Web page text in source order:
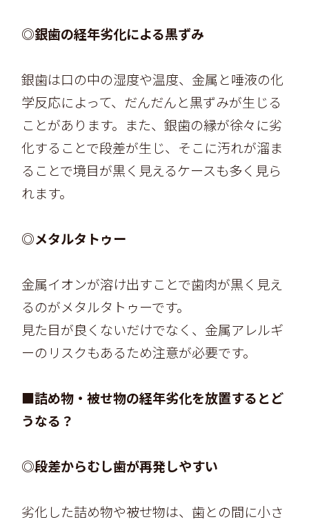
◎銀歯の経年劣化による黒ずみ
銀歯は口の中の湿度や温度、金属と唾液の化
学反応によって、だんだんと黒ずみが生じる
ことがあります。また、銀歯の縁が徐々に劣
化することで段差が生じ、そこに汚れが溜ま
ることで境目が黒く見えるケースも多く見ら
れます。
◎メタルタトゥー
金属イオンが溶け出すことで歯肉が黒く見え
るのがメタルタトゥーです。
見た目が良くないだけでなく、金属アレルギ
ーのリスクもあるため注意が必要です。
■詰め物・被せ物の経年劣化を放置するとど
うなる？
◎段差からむし歯が再発しやすい
劣化した詰め物や被せ物は、歯との間に小さ